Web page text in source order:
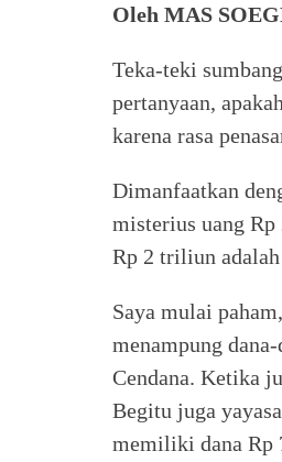
Oleh MAS
Teka-teki
pertanyaan,
karena rasa
Dimanfaatkan
misterius uang
Rp 2 triliun
Saya mulai
menampung
Cendana. Ketika
Begitu juga
memiliki dana Rp